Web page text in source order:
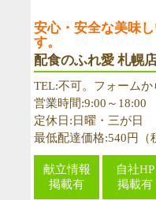
安心・安全な美味
す。
配食のふれ愛 札幌
TEL:不可。フォーム
営業時間:9:00～18:00
定休日:日曜・三が日
最低配達価格:540円（
献立情報
掲載有
自社HP
掲載有